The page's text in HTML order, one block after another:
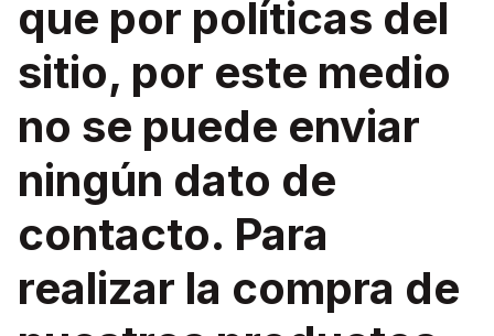
que por políticas del
sitio, por este medio
no se puede enviar
ningún dato de
contacto. Para
realizar la compra de